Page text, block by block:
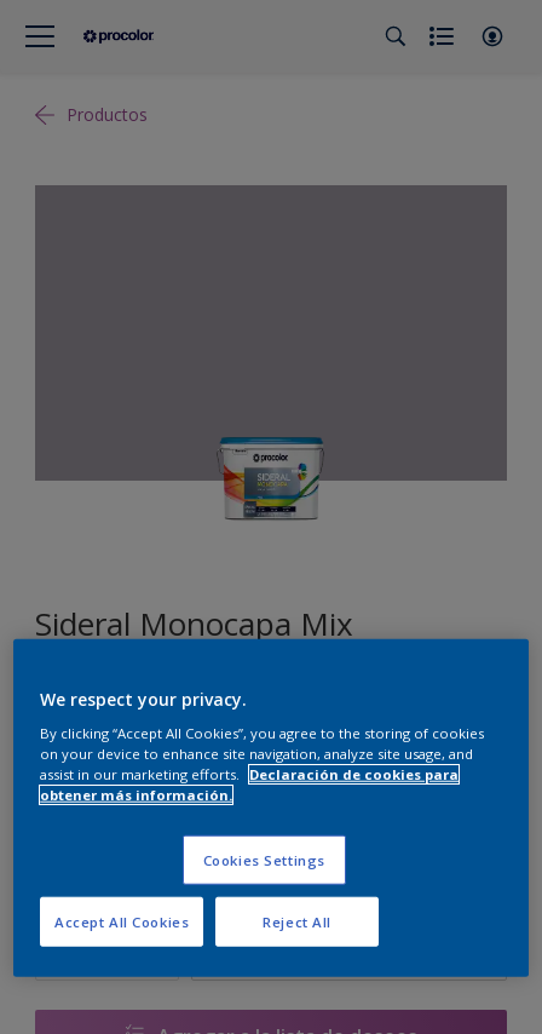
Productos
Sideral Monocapa Mix
W8.04.58
Cambiar de color
Tamaño
4 L
Cantidad Calculadora de pintura
Calcular
We respect your privacy.
By clicking “Accept All Cookies”, you agree to the storing of cookies
on your device to enhance site navigation, analyze site usage, and
assist in our marketing efforts.
Declaración de cookies para
obtener más información.
Cookies Settings
Reject All
Accept All Cookies